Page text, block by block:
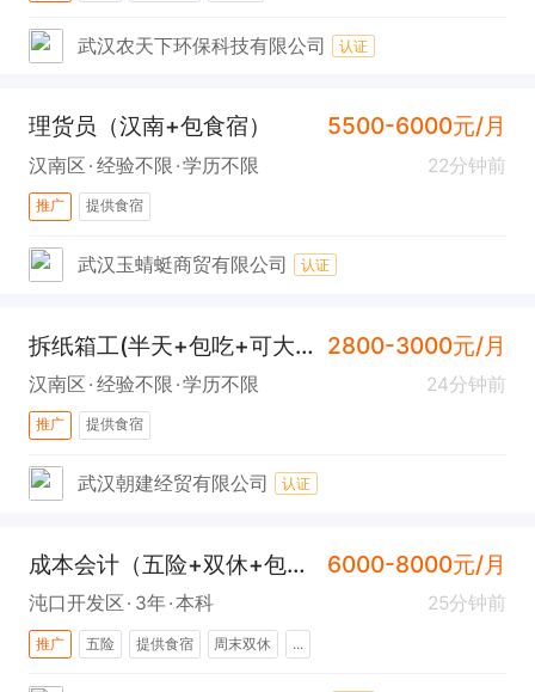
武汉农天下环保科技有限公司 认证
理货员（汉南+包食宿） 5500-6000元/月
汉南区 经验不限 学历不限 22分钟前
推广 提供食宿
武汉玉蜻蜓商贸有限公司 认证
拆纸箱工(半天+包吃+可大龄+汉南) 2800-3000元/月
汉南区 经验不限 学历不限 24分钟前
推广 提供食宿
武汉朝建经贸有限公司 认证
成本会计（五险+双休+包吃住+沌口） 6000-8000元/月
沌口开发区 3年 本科 25分钟前
推广 五险 提供食宿 周末双休 ...